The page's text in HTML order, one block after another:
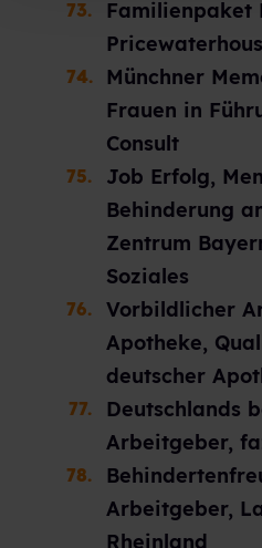
Familienpaket
Münchner
Frauen in
Consult
Job Erfolg,
Behinderung
Zentrum
Soziales
Vorbildlicher
Apotheke,
deutscher
Deutschlands
Arbeitgeber,
Arbeitgeber,
Rheinland